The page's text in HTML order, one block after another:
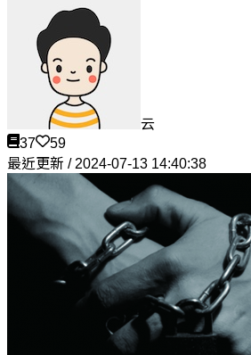
云
37
59
最近更新 / 2024-07-13 14:40:38